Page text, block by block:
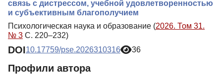
связь с дистрессом, учебной удовлетворенностью
и субъективным благополучием
Психологическая наука и образование (2026. Том 31.
№ 3 С. 220–232)
DOI10.17759/pse.2026310316 36
Профили автора